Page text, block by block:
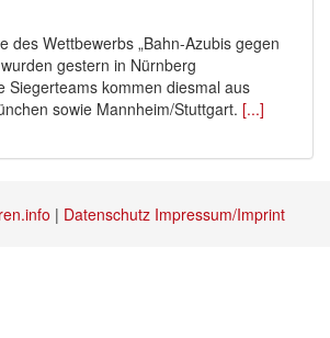
des Wettbewerbs „Bahn-Azubis gegen
gestern in Nürnberg
Siegerteams kommen diesmal aus
sowie Mannheim/Stuttgart. [...]
| Datenschutz Impressum/Imprint